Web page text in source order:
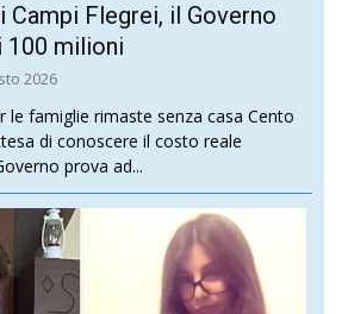
Campi Flegrei, il Governo
100 milioni
2026
le famiglie rimaste senza casa Cento
di conoscere il costo reale
prova ad...